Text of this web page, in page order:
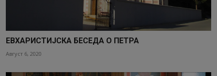
ЕВХАРИСТИЈСКА БЕСЕДА О ПЕТРА
Август 6, 2020